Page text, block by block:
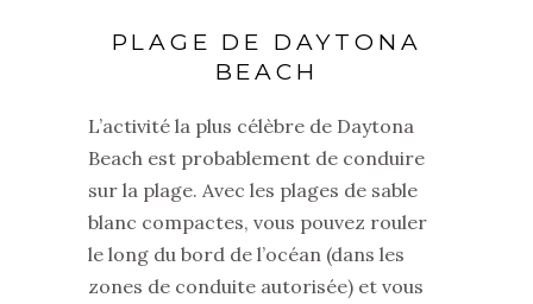
PLAGE DE DAYTONA
BEACH
L’activité la plus célèbre de Daytona
Beach est probablement de conduire
sur la plage. Avec les plages de sable
blanc compactes, vous pouvez rouler
le long du bord de l’océan (dans les
zones de conduite autorisée) et vous